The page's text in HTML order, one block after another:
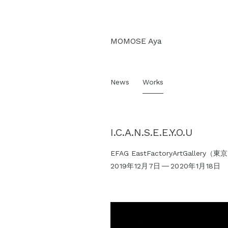
MOMOSE Aya
News Works
I.C.A.N.S.E.E.Y.O.U
EFAG EastFactoryArtGallery（東
2019年12月7日
2020年1月18日